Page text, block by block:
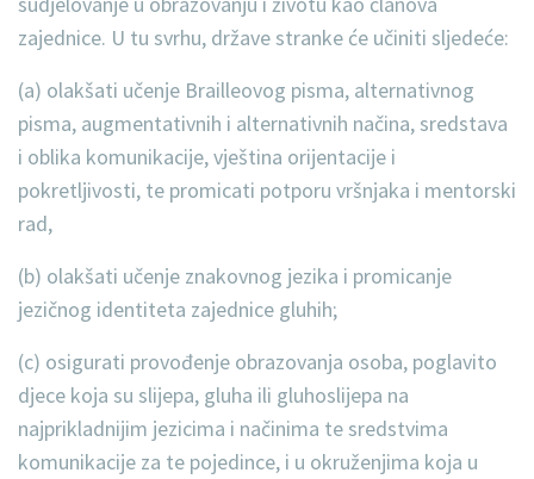
zajednice. U tu svrhu, države stranke će učiniti sljedeće:
(a) olakšati učenje Brailleovog pisma, alternativnog
pisma, augmentativnih i alternativnih načina, sredstava
i oblika komunikacije, vještina orijentacije i
pokretljivosti, te promicati potporu vršnjaka i mentorski
rad,
(b) olakšati učenje znakovnog jezika i promicanje
jezičnog identiteta zajednice gluhih;
(c) osigurati provođenje obrazovanja osoba, poglavito
djece koja su slijepa, gluha ili gluhoslijepa na
najprikladnijim jezicima i načinima te sredstvima
komunikacije za te pojedince, i u okruženjima koja u